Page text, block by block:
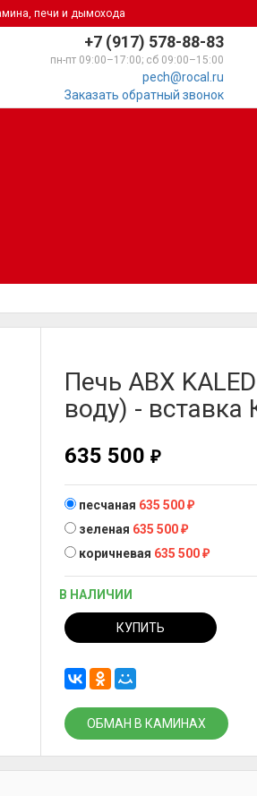
печи и дымохода
+7 (917) 578-88-83
пн-пт 09:00–17:00; сб 09:00–15:00
pech@rocal.ru
Заказать обратный звонок
Печь ABX
воду) -
635 500₽
песчаная 635 500₽
зеленая 635 500₽
коричневая 635 500₽
В НАЛИЧИИ
КУПИТЬ
ОБМАН В КАМИНАХ